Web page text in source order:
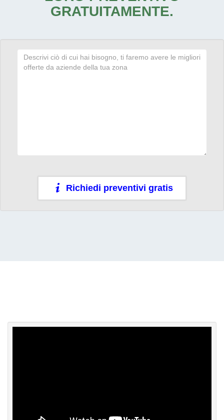
GRATUITAMENTE.
Richiedi preventivi gratis